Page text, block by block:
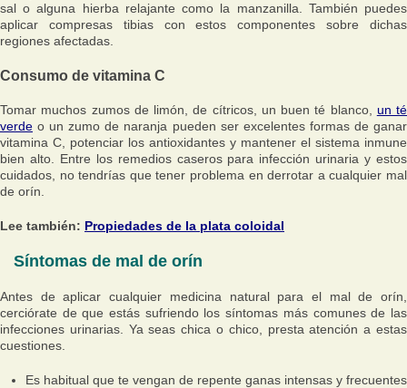
sal o alguna hierba relajante como la manzanilla. También puedes
aplicar compresas tibias con estos componentes sobre dichas
regiones afectadas.
Consumo de vitamina C
Tomar muchos zumos de limón, de cítricos, un buen té blanco, un té
verde o un zumo de naranja pueden ser excelentes formas de ganar
vitamina C, potenciar los antioxidantes y mantener el sistema inmune
bien alto. Entre los remedios caseros para infección urinaria y estos
cuidados, no tendrías que tener problema en derrotar a cualquier mal
de orín.
Lee también: Propiedades de la plata coloidal
Síntomas de mal de orín
Antes de aplicar cualquier medicina natural para el mal de orín,
cerciórate de que estás sufriendo los síntomas más comunes de las
infecciones urinarias. Ya seas chica o chico, presta atención a estas
cuestiones.
Es habitual que te vengan de repente ganas intensas y frecuentes